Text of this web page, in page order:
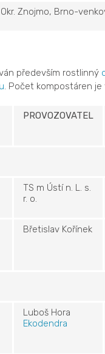
Okr. Znojmo, Brno-
především rostlinný
. Počet kompostáren
PROVOZOVATEL
TS m Ústí n. L. s.
r. o.
Břetislav Kořínek
Luboš Hora
Ekodendra